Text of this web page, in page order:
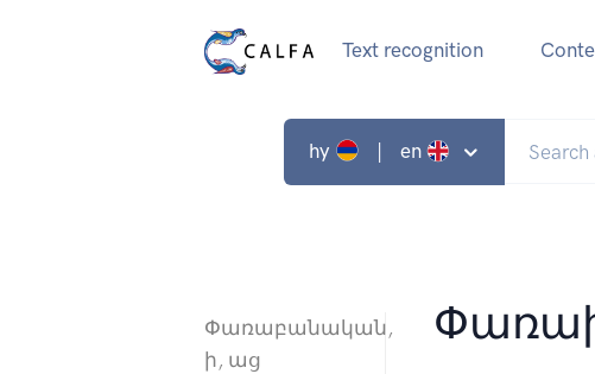
Text recognition
hy | en
Փառաբանական,
ի, աց